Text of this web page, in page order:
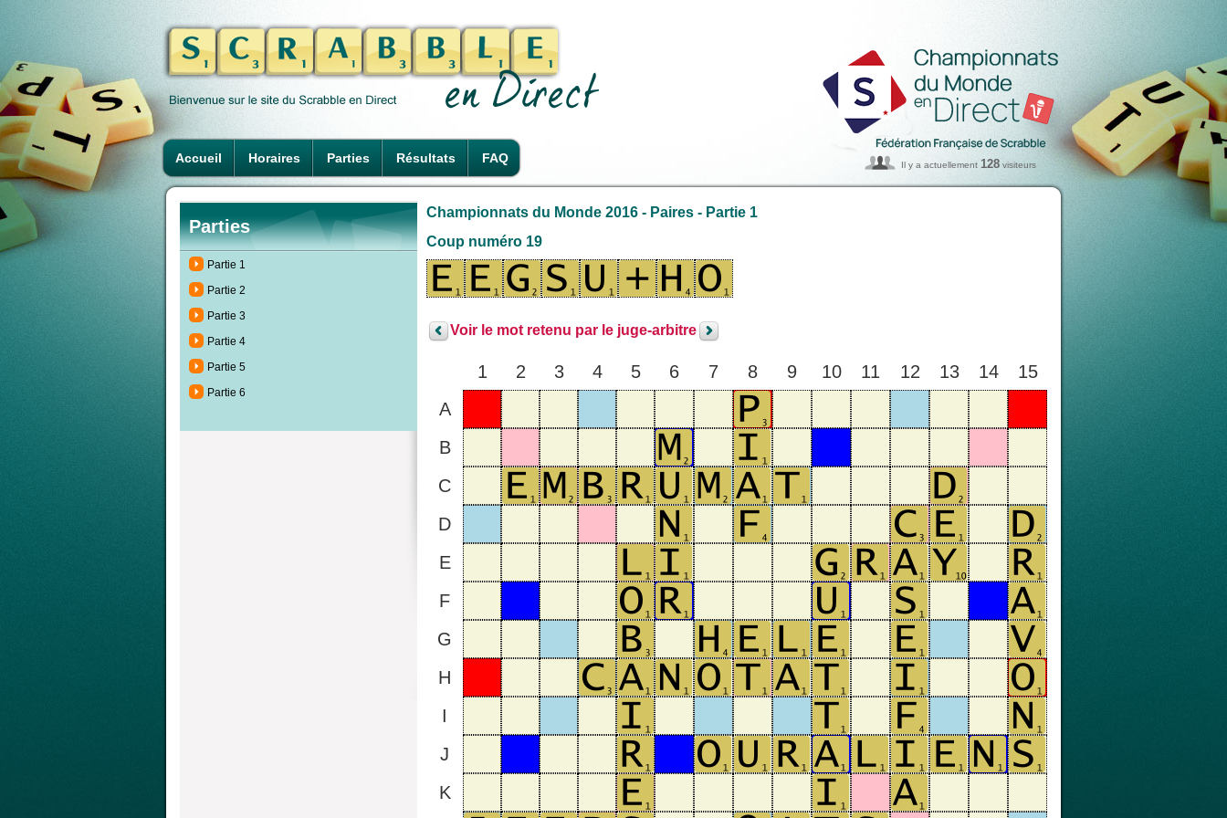
Accueil Horaires Parties Résultats FAQ Il y a actuellement 128 visiteurs
Parties
Partie 1
Partie 2
Partie 3
Partie 4
Partie 5
Partie 6
Championnats du Monde 2016 - Paires - Partie 1
Coup numéro 19
Voir le mot retenu par le juge-arbitre
1 2 3 4 5 6 7 8 9 10 11 12 13 14
15
A
B
C
D
E
F
G
H
I
J
K